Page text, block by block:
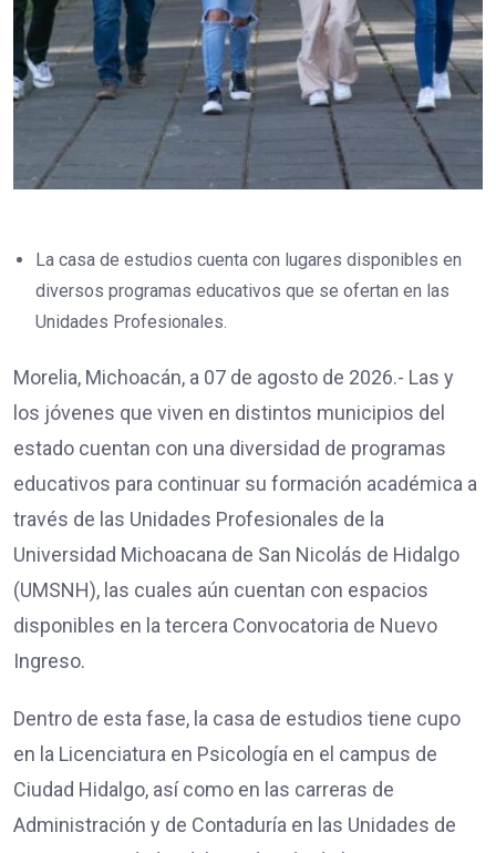
La casa de estudios cuenta con lugares disponibles en
diversos programas educativos que se ofertan en las
Unidades Profesionales.
Morelia, Michoacán, a 07 de agosto de 2026.- Las y
los jóvenes que viven en distintos municipios del
estado cuentan con una diversidad de programas
educativos para continuar su formación académica a
través de las Unidades Profesionales de la
Universidad Michoacana de San Nicolás de Hidalgo
(UMSNH), las cuales aún cuentan con espacios
disponibles en la tercera Convocatoria de Nuevo
Ingreso.
Dentro de esta fase, la casa de estudios tiene cupo
en la Licenciatura en Psicología en el campus de
Ciudad Hidalgo, así como en las carreras de
Administración y de Contaduría en las Unidades de